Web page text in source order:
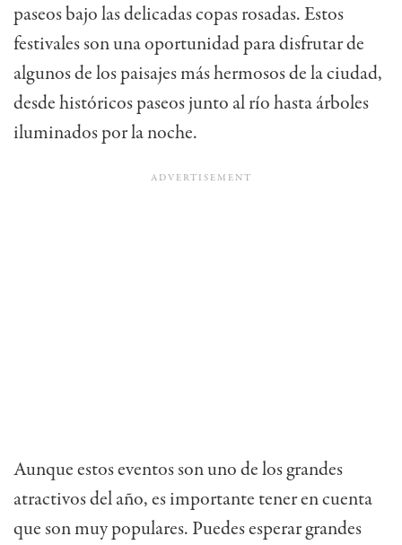
paseos bajo las delicadas copas rosadas. Estos
festivales son una oportunidad para disfrutar de
algunos de los paisajes más hermosos de la ciudad,
desde históricos paseos junto al río hasta árboles
iluminados por la noche.
Aunque estos eventos son uno de los grandes
atractivos del año, es importante tener en cuenta
que son muy populares. Puedes esperar grandes